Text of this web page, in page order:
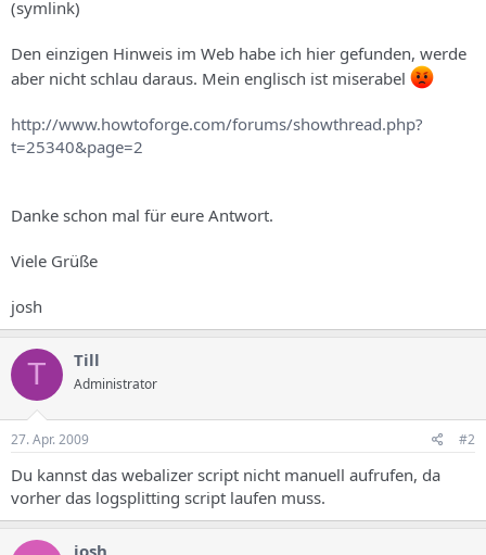
(symlink)
Den einzigen Hinweis im Web habe ich hier gefunden, werde
aber nicht schlau daraus. Mein englisch ist miserabel
http://www.howtoforge.com/forums/showthread.php?
t=25340&page=2
Danke schon mal für eure Antwort.
Viele Grüße
josh
T Till
Administrator
27. Apr. 2009 #2
Du kannst das webalizer script nicht manuell aufrufen, da
vorher das logsplitting script laufen muss.
josh